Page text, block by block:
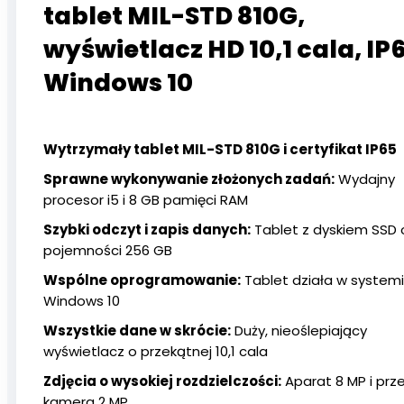
tablet MIL-STD 810G,
wyświetlacz HD 10,1 cala,
Windows 10
Wytrzymały tablet MIL-STD 810G i certyfikat IP65
Sprawne wykonywanie złożonych zadań:Wydajny
procesor i5 i 8 GB pamięci RAM
Szybki odczyt i zapis danych: Tablet z dyskiem SSD
pojemności 256 GB
Wspólne oprogramowanie: Tablet działa w
Windows 10
Wszystkie dane w skrócie:Duży, nieoślepiający
wyświetlacz o przekątnej 10,1 cala
Zdjęcia o wysokiej rozdzielczości:Aparat 8 MP i